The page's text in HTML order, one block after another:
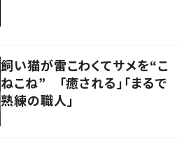
飼い猫が雷こわくてサメを“こ
ねこね” 「癒される」「まるで
熟練の職人」